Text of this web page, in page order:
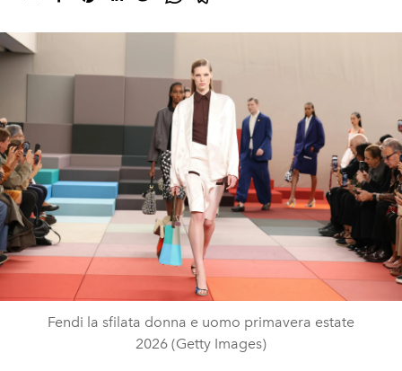
Fendi la sfilata donna e uomo primavera estate
2026 (Getty Images)